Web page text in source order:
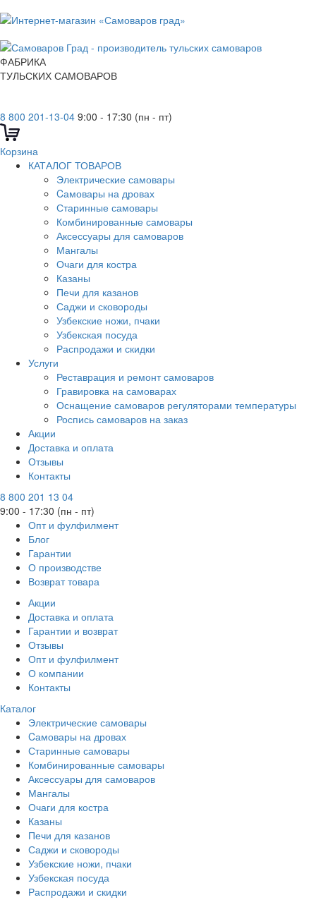
ФАБРИКА
ТУЛЬСКИХ САМОВАРОВ
8 800 201-13-04 9:00 - 17:30 (пн - пт)
Корзина
КАТАЛОГ ТОВАРОВ
Электрические самовары
Cамовары на дровах
Старинные самовары
Комбинированные самовары
Аксессуары для самоваров
Мангалы
Очаги для костра
Казаны
Печи для казанов
Саджи и сковороды
Узбекские ножи, пчаки
Узбекская посуда
Распродажи и скидки
Услуги
Реставрация и ремонт самоваров
Гравировка на самоварах
Оснащение самоваров регуляторами температуры
Роспись самоваров на заказ
Акции
Доставка и оплата
Отзывы
Контакты
8 800 201 13 04
9:00 - 17:30 (пн - пт)
Опт и фулфилмент
Блог
Гарантии
О производстве
Возврат товара
Акции
Доставка и оплата
Гарантии и возврат
Отзывы
Опт и фулфилмент
О компании
Контакты
Каталог
Электрические самовары
Cамовары на дровах
Старинные самовары
Комбинированные самовары
Аксессуары для самоваров
Мангалы
Очаги для костра
Казаны
Печи для казанов
Саджи и сковороды
Узбекские ножи, пчаки
Узбекская посуда
Распродажи и скидки